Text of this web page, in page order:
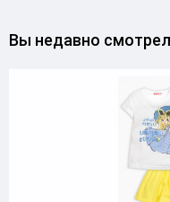
Вы недавно